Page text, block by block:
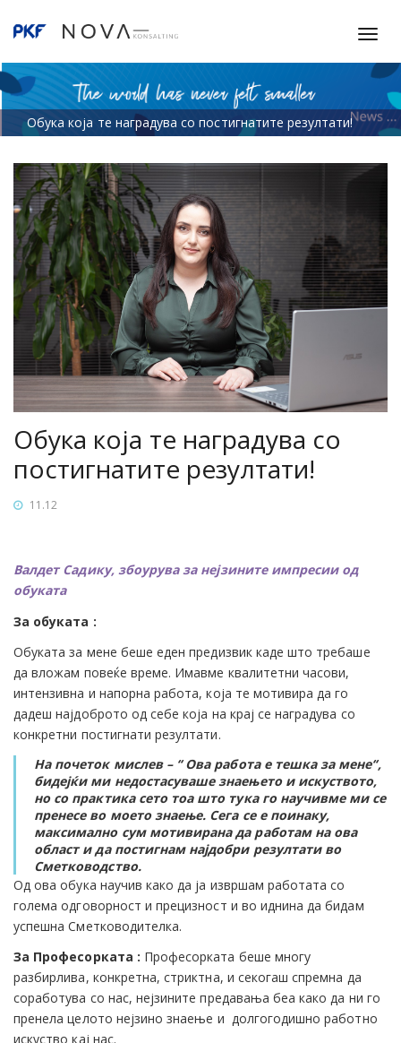
T
g
l
e
n
a
t
i
Обука која те наградува со постигнатите резултати!
Обука која те наградува со
постигнатите резултати!
11.12
Валдет Садику, збоурува за нејзините импресии од
обуката
За обуката :
Обуката за мене беше еден предизвик каде што требаше
да вложам повеќе време. Имавме квалитетни часови,
интензивна и напорна работа, која те мотивира да го
дадеш најдоброто од себе која на крај се наградува со
конкретни постигнати резултати.
На почеток мислев – ‘‘ Ова работа е тешка за мене‘‘,
бидејќи ми недостасуваше знаењето и искуството,
но со практика сето тоа што тука го научивме ми се
пренесе во моето знаење. Сега се е поинаку,
максимално сум мотивирана да работам на ова
област и да постигнам најдобри резултати во
Сметководство.
Од ова обука научив како да ја извршам работата со
голема одговорност и прецизност и во иднина да бидам
успешна Сметководителка.
За Професорката : Професорката беше многу
разбирлива, конкретна, стриктна, и секогаш спремна да
соработува со нас, нејзините предавања беа како да ни го
пренeла целото нејзино знаење и долгогодишнo работно
искуство кај нас.